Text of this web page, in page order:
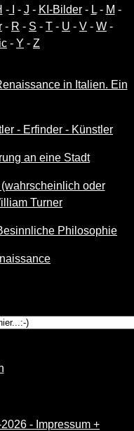
-I - J - KI-Bilder- L- M -
- R - S - T - U - V - W -
- Y - Z
in Italien. Ein
- Erfinder - Künstler
an eine Stadt
oder
Turner
Philosophie
2026 - Impressum +